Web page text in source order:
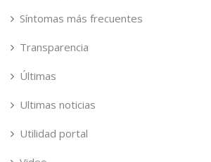
Síntomas más frecuentes
Transparencia
Últimas
Ultimas noticias
Utilidad portal